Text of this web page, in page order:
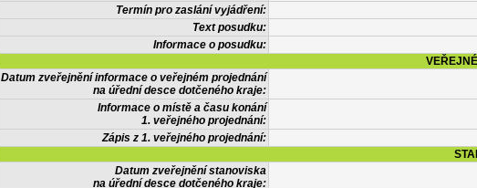
Termín pro zaslání vyjádření:
Text posudku:
Informace o posudku:
Datum zveřejnění informace o veřejném projednání
na úřední desce dotčeného kraje:
Informace o místě a času konání
1. veřejného projednání:
Zápis z 1. veřejného projednání:
Datum zveřejnění stanoviska
na úřední desce dotčeného kraje: